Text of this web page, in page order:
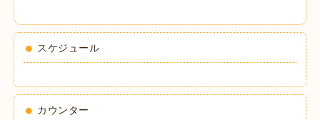
スケジュール
カウンター